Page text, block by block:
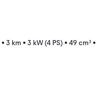
• 3 km • 3 kW (4 PS) • 49 cm³•